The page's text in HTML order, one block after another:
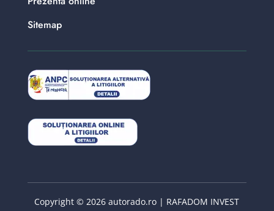
Sitemap
Copyright © 2026 autorado.ro | RAFADOM INVEST